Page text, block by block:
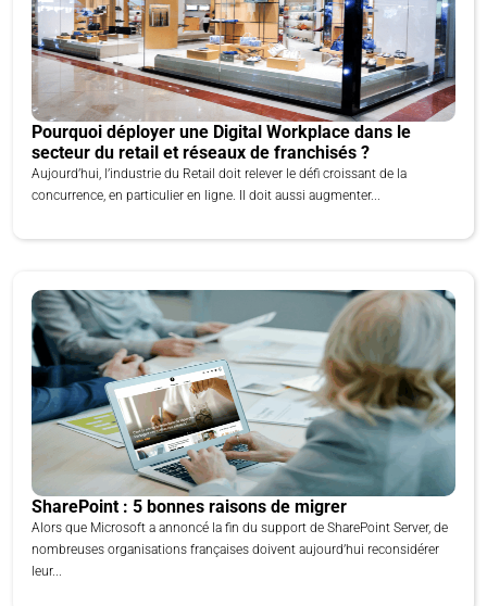
Pourquoi déployer une Digital Workplace dans le
secteur du retail et réseaux de franchisés ?
Aujourd’hui, l’industrie du Retail doit relever le défi croissant de la
concurrence, en particulier en ligne. Il doit aussi augmenter...
SharePoint : 5 bonnes raisons de migrer
Alors que Microsoft a annoncé la fin du support de SharePoint Server, de
nombreuses organisations françaises doivent aujourd’hui reconsidérer
leur...